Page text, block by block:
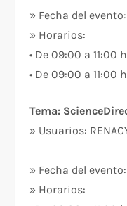
» Fecha del
» Horarios:
• De 09:00 a 11:00
• De 09:00 a 11:00
Tema:
» Usuarios:
» Fecha del
» Horarios: